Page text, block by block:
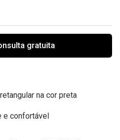
gratuita
na cor preta
e confortável